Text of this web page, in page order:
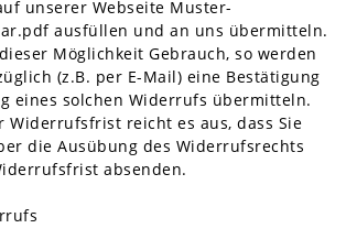
unserer Webseite Muster-
ausfüllen und an uns übermitteln.
Möglichkeit Gebrauch, so werden
(z.B. per E-Mail) eine Bestätigung
eines solchen Widerrufs übermitteln.
Widerrufsfrist reicht es aus, dass Sie
die Ausübung des Widerrufsrechts
absenden.